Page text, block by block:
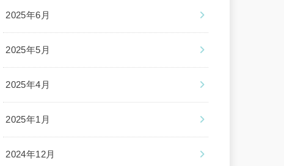
2025年6月
2025年5月
2025年4月
2025年1月
2024年12月